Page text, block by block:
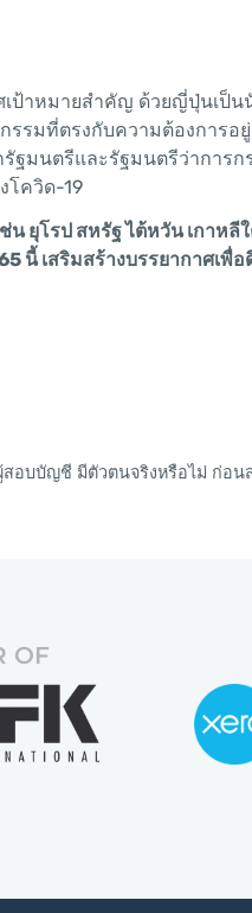
เป้าหมายสำคัญ ด้วยญี่ปุ่นเป็
รรมที่ตรงกับความต้องการอ
รัฐมนตรีและรัฐมนตรีว่าการก
โควิด-19
น ยุโรป สหรัฐ ไต้หวัน เกาหลี
นี้ เสริมสร้างบรรยากาศเพื่อ
OF